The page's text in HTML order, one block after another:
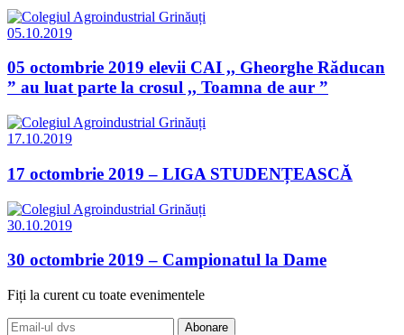
05.10.2019
05 octombrie 2019 elevii CAI ,, Gheorghe Răducan
” au luat parte la crosul ,, Toamna de aur ”
17.10.2019
17 octombrie 2019 – LIGA STUDENȚEASCĂ
30.10.2019
30 octombrie 2019 – Campionatul la Dame
Fiți la curent cu toate evenimentele
Abonare